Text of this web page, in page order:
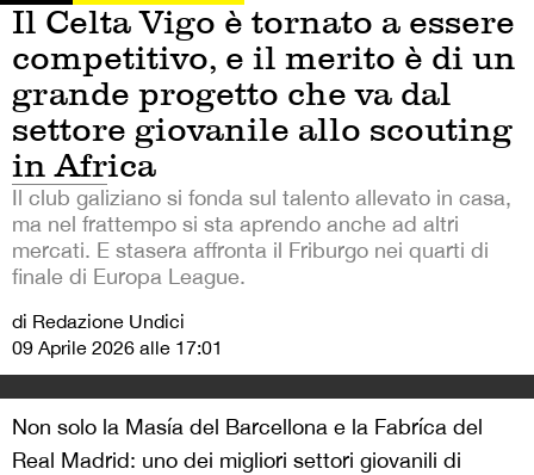
Il Celta Vigo è tornato a essere
competitivo, e il merito è di un
grande progetto che va dal
settore giovanile allo scouting
in Africa
Il club galiziano si fonda sul talento allevato in casa,
ma nel frattempo si sta aprendo anche ad altri
mercati. E stasera affronta il Friburgo nei quarti di
finale di Europa League.
di Redazione Undici
09 Aprile 2026 alle 17:01
Non solo la Masía del Barcellona e la Fabríca del
Real Madrid: uno dei migliori settori giovanili di